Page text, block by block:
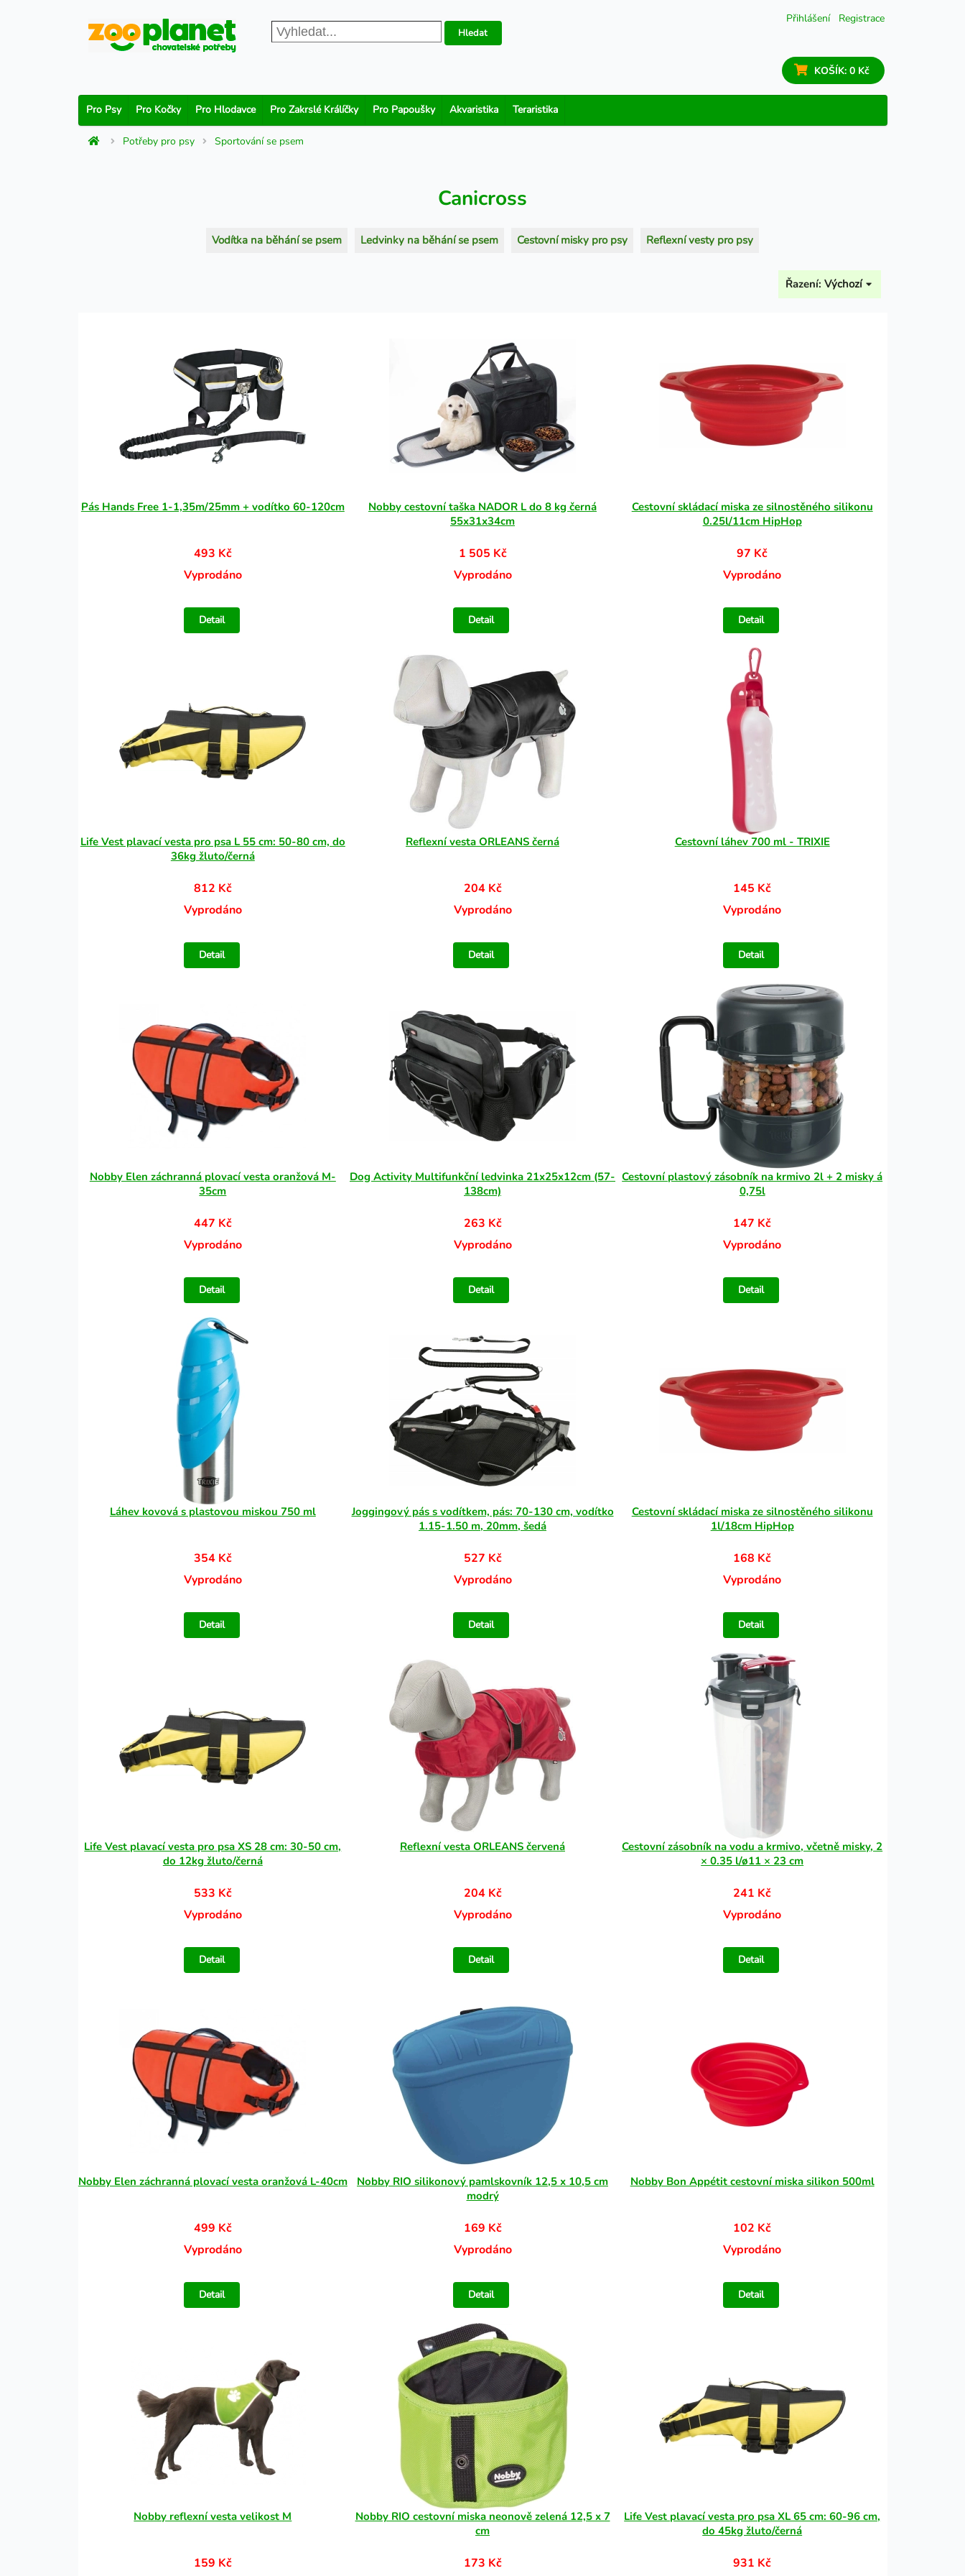
Přihlášení Registrace
Hledat
KOŠÍK: 0 Kč
Pro Psy Pro Kočky Pro Hlodavce Pro Zakrslé Králíčky Pro Papoušky Akvaristika Teraristika
Potřeby pro psy Sportování se psem
Canicross
Vodítka na běhání se psem Ledvinky na běhání se psem Cestovní misky pro psy Reflexní vesty pro psy
Řazení: Výchozí
Pás Hands Free 1-1,35m/25mm + vodítko 60-120cm
493 Kč
Vyprodáno
Detail
Nobby cestovní taška NADOR L do 8 kg černá
55x31x34cm
1 505 Kč
Vyprodáno
Detail
Cestovní skládací miska ze silnostěného silikonu
0.25l/11cm HipHop
97 Kč
Vyprodáno
Detail
Life Vest plavací vesta pro psa L 55 cm: 50-80 cm, do
36kg žluto/černá
812 Kč
Vyprodáno
Detail
Reflexní vesta ORLEANS černá
204 Kč
Vyprodáno
Detail
Cestovní láhev 700 ml - TRIXIE
145 Kč
Vyprodáno
Detail
Nobby Elen záchranná plovací vesta oranžová M-
35cm
447 Kč
Vyprodáno
Detail
Dog Activity Multifunkční ledvinka 21x25x12cm (57-
138cm)
263 Kč
Vyprodáno
Detail
Cestovní plastový zásobník na krmivo 2l + 2 misky á
0,75l
147 Kč
Vyprodáno
Detail
Láhev kovová s plastovou miskou 750 ml
354 Kč
Vyprodáno
Detail
Joggingový pás s vodítkem, pás: 70-130 cm, vodítko
1.15-1.50 m, 20mm, šedá
527 Kč
Vyprodáno
Detail
Cestovní skládací miska ze silnostěného silikonu
1l/18cm HipHop
168 Kč
Vyprodáno
Detail
Life Vest plavací vesta pro psa XS 28 cm: 30-50 cm,
do 12kg žluto/černá
533 Kč
Vyprodáno
Detail
Reflexní vesta ORLEANS červená
204 Kč
Vyprodáno
Detail
Cestovní zásobník na vodu a krmivo, včetně misky, 2
× 0.35 l/ø11 × 23 cm
241 Kč
Vyprodáno
Detail
Nobby Elen záchranná plovací vesta oranžová L-40cm
499 Kč
Vyprodáno
Detail
Nobby RIO silikonový pamlskovník 12,5 x 10,5 cm
modrý
169 Kč
Vyprodáno
Detail
Nobby Bon Appétit cestovní miska silikon 500ml
102 Kč
Vyprodáno
Detail
Nobby reflexní vesta velikost M
159 Kč
Nobby RIO cestovní miska neonově zelená 12,5 x 7
cm
173 Kč
Life Vest plavací vesta pro psa XL 65 cm: 60-96 cm,
do 45kg žluto/černá
931 Kč